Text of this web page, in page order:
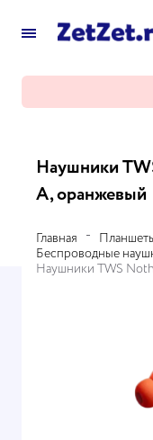
Наушники
A, оранжевый
Главная
Беспроводные
Наушники TWS